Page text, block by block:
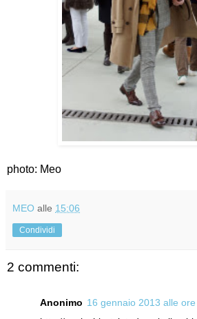
photo: Meo
MEO alle 15:06
Condividi
2 commenti:
Anonimo 16 gennaio 2013 alle